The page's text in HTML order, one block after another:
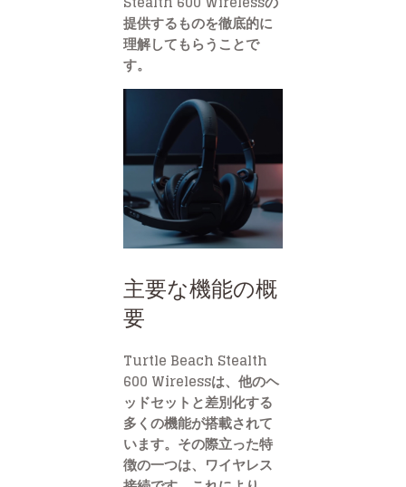
提供するものを徹底的に
理解してもらうことで
す。
主要な機能の概
要
Turtle Beach Stealth
600 Wirelessは、他のヘ
ッドセットと差別化する
多くの機能が搭載されて
います。その際立った特
徴の一つは、ワイヤレス